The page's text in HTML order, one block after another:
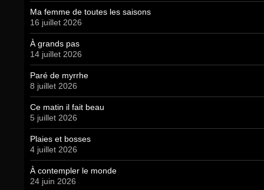
Ma femme de toutes les saisons
16 juillet 2026
À grands pas
14 juillet 2026
Paré de myrrhe
8 juillet 2026
Ce matin il fait beau
5 juillet 2026
Plaies et bosses
4 juillet 2026
À contempler le monde
24 juin 2026